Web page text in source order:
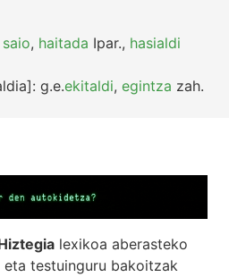
saio, haitada Ipar., hasialdi
g.e.ekitaldi,egintza zah.
lexikoa aberasteko
testuinguru bakoitzak